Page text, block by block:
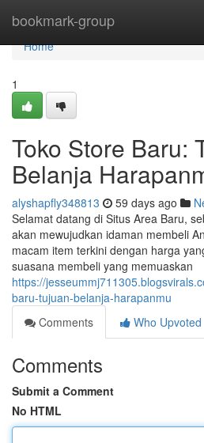
bookmark-group
Home
Home
1
Toko Store Baru:
Belanja
alyshapfly348813 59 days ago
Selamat datang di Situs Area Baru,
akan mewujudkan idaman membeli
macam item terkini dengan harga
suasana membeli yang memuaskan
https://
baru-tujuan-belanja-harapanmu
Comments
Who Upvoted
Comments
Submit a Comment
No HTML